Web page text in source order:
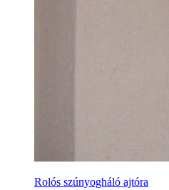
Rolós szúnyogháló ajtóra